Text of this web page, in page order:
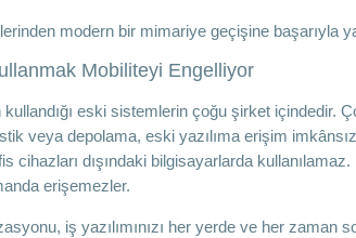
modern bir mimariye geçişine başarıyla
Mobiliteyi Engelliyor
eski sistemlerin çoğu şirket içindedir.
veya depolama, eski yazılıma erişim
cihazları dışındaki bilgisayarlarda
erişemezler.
iş yazılımınızı her yerde ve her